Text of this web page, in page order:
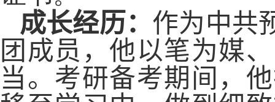
成长经历： 作为中共
团成员，他以笔为媒
当。考研备考期间，